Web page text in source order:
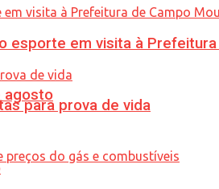
agosto
esporte em visita à
para prova de vida